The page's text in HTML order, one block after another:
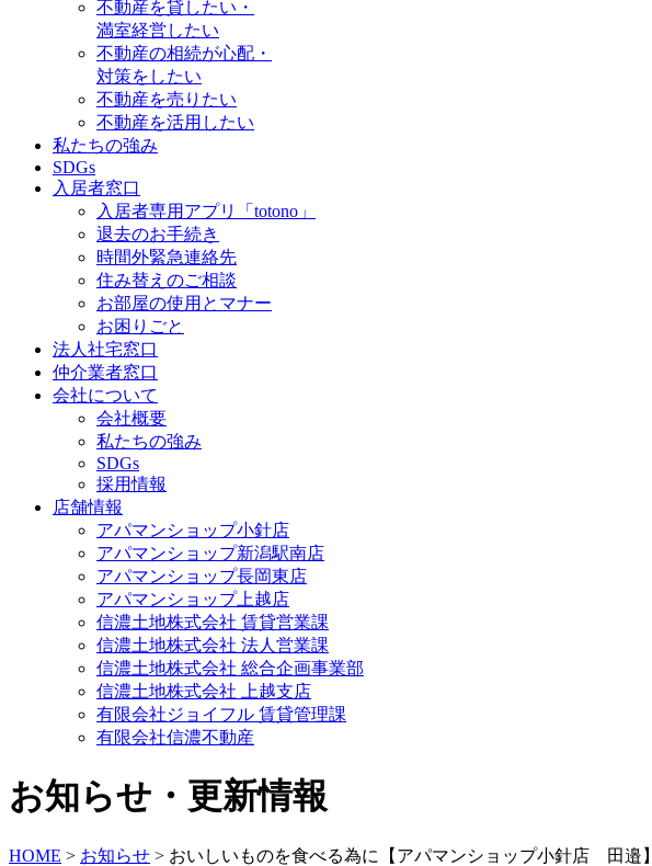
不動産を貸したい・
満室経営したい
不動産の相続が心配・
対策をしたい
不動産を売りたい
不動産を活用したい
私たちの強み
SDGs
入居者窓口
入居者専用アプリ「totono」
退去のお手続き
時間外緊急連絡先
住み替えのご相談
お部屋の使用とマナー
お困りごと
法人社宅窓口
仲介業者窓口
会社について
会社概要
私たちの強み
SDGs
採用情報
店舗情報
アパマンショップ小針店
アパマンショップ新潟駅南店
アパマンショップ長岡東店
アパマンショップ上越店
信濃土地株式会社 賃貸営業課
信濃土地株式会社 法人営業課
信濃土地株式会社 総合企画事業部
信濃土地株式会社 上越支店
有限会社ジョイフル 賃貸管理課
有限会社信濃不動産
お知らせ・更新情報
HOME > お知らせ > おいしいものを食べる為に【アパマンショップ小針店 田邉】